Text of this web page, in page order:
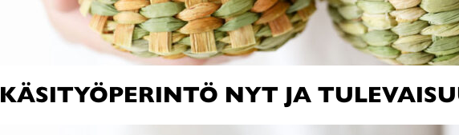
KÄSITYÖPERINTÖ NYT JA